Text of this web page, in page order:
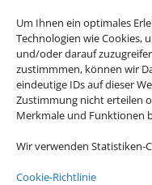
Um Ihnen ein optimales
Technologien wie Cookies,
und/oder darauf
zustimmmen, können wir
eindeutige IDs auf dieser
Zustimmung nicht erteilen
Merkmale und Funktionen
Wir verwenden Statistiken-
Cookie-Richtlinie